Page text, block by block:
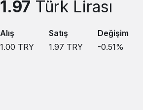
1.97 Türk Lirası
Alış
1.00 TRY
Satış
1.97 TRY
Değişim
-0.51%